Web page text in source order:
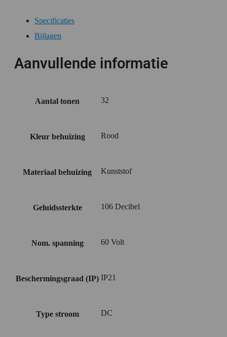
Specificaties
Bijlagen
Aanvullende informatie
Aantal tonen 32
Kleur behuizing Rood
Materiaal behuizing Kunststof
Geluidssterkte 106 Decibel
Nom. spanning 60 Volt
Beschermingsgraad (IP) IP21
Type stroom DC